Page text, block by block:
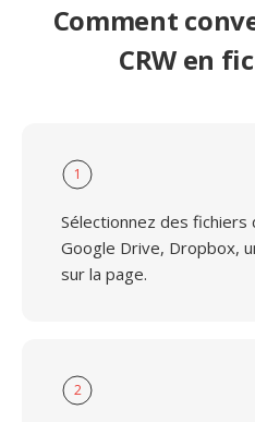
Comment
CRW en
1
Sélectionnez des fichiers
Google Drive, Dropbox,
sur la page.
2